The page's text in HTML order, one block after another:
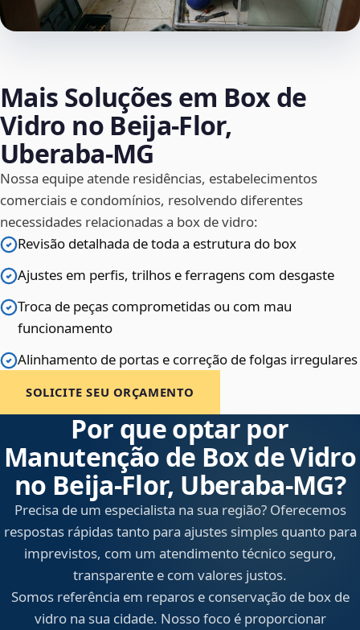
Mais Soluções em Box de
Vidro no Beija‑Flor,
Uberaba‑MG
Nossa equipe atende residências, estabelecimentos
comerciais e condomínios, resolvendo diferentes
necessidades relacionadas a box de vidro:
Revisão detalhada de toda a estrutura do box
Ajustes em perfis, trilhos e ferragens com desgaste
Troca de peças comprometidas ou com mau
funcionamento
Alinhamento de portas e correção de folgas irregulares
SOLICITE SEU ORÇAMENTO
Por que optar por
Manutenção de Box de Vidro
no Beija‑Flor, Uberaba‑MG?
Precisa de um especialista na sua região? Oferecemos
respostas rápidas tanto para ajustes simples quanto para
imprevistos, com um atendimento técnico seguro,
transparente e com valores justos.
Somos referência em reparos e conservação de box de
vidro na sua cidade. Nosso foco é proporcionar